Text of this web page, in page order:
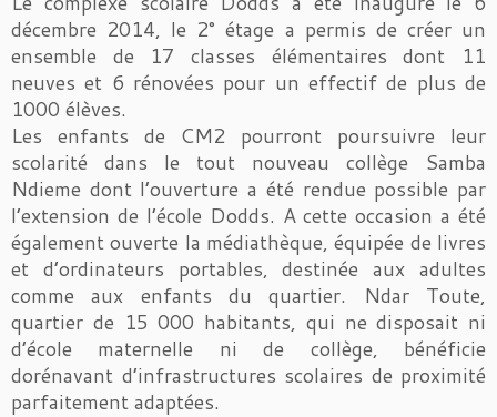
décembre 2014, le 2° étage a permis de créer un
ensemble de 17 classes élémentaires dont 11
neuves et 6 rénovées pour un effectif de plus de
1000 élèves.
Les enfants de CM2 pourront poursuivre leur
scolarité dans le tout nouveau collège Samba
Ndieme dont l’ouverture a été rendue possible par
l’extension de l’école Dodds. A cette occasion a été
également ouverte la médiathèque, équipée de livres
et d’ordinateurs portables, destinée aux adultes
comme aux enfants du quartier. Ndar Toute,
quartier de 15 000 habitants, qui ne disposait ni
d’école maternelle ni de collège, bénéficie
dorénavant d’infrastructures scolaires de proximité
parfaitement adaptées.